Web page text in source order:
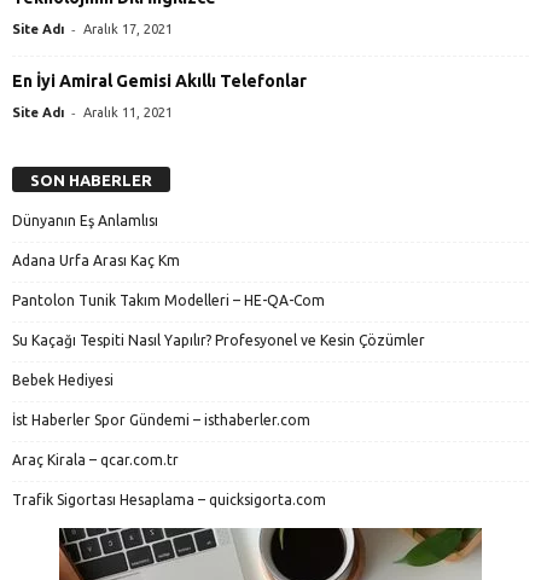
Site Adı - Aralık 17, 2021
En İyi Amiral Gemisi Akıllı Telefonlar
Site Adı - Aralık 11, 2021
SON HABERLER
Dünyanın Eş Anlamlısı
Adana Urfa Arası Kaç Km
Pantolon Tunik Takım Modelleri – HE-QA-Com
Su Kaçağı Tespiti Nasıl Yapılır? Profesyonel ve Kesin Çözümler
Bebek Hediyesi
İst Haberler Spor Gündemi – isthaberler.com
Araç Kirala – qcar.com.tr
Trafik Sigortası Hesaplama – quicksigorta.com